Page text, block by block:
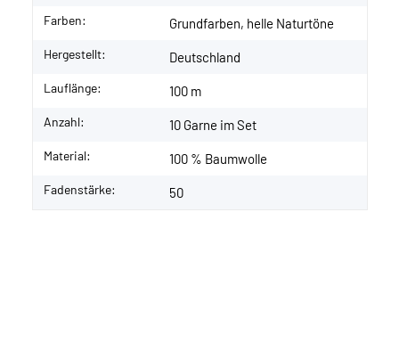
Farben: Grundfarben, helle Naturtöne
Hergestellt: Deutschland
Lauflänge: 100 m
Anzahl: 10 Garne im Set
Material: 100 % Baumwolle
Fadenstärke: 50